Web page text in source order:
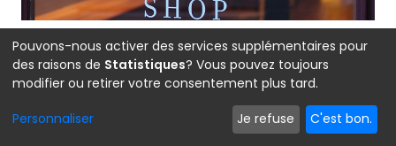
Les requêtes transactionnelles sont généralement
les termes les plus intéressants en terme de
conversion pour vous. Il s’agit des recherches
Pouvons-nous activer des services supplémentaires pour
des raisons de Statistiques? Vous pouvez toujours
modifier ou retirer votre consentement plus tard.
Personnaliser Je refuse C'est bon.